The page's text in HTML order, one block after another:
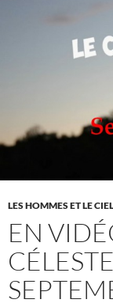
LES HOMMES ET LE CIEL
EN